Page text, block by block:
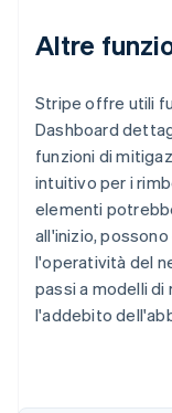
Altre
Stripe offre utili
Dashboard
funzioni di
intuitivo per i
elementi
all'inizio,
l'operatività del
passi a modelli di
l'addebito